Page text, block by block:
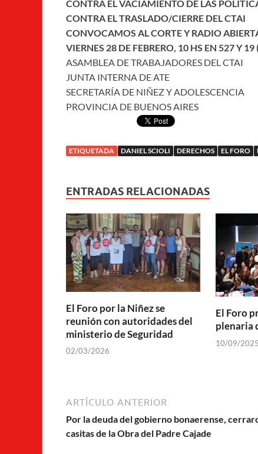
CONTRA EL VACIAMIENTO DE LAS
CONTRA EL TRASLADO/CIERRE DEL CTAI
CONVOCAMOS AL CORTE Y RADIO
VIERNES 28 DE FEBRERO, 10 HS EN 527 Y
ASAMBLEA DE TRABAJADORES DEL CTAI
JUNTA INTERNA DE ATE
SECRETARÍA DE NIÑEZ Y ADOLESCENCIA
PROVINCIA DE BUENOS AIRES
ETIQUETADA DANIEL SCIOLI DERECHOS EL FORO
ENTRADAS RELACIONADAS
El Foro por la Niñez se
reunión con autoridades del
ministerio de Seguridad
02/03/2026
El Foro
plenaria
10/09/2025
ARTÍCULO ANTERIOR
Por la deuda del gobierno bonaerense,
casitas de la Obra del Padre Cajade